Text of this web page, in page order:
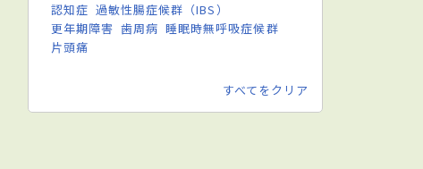
認知症 過敏性腸症候群（IBS）
更年期障害 歯周病 睡眠時無呼吸症候群
片頭痛
すべてをクリア